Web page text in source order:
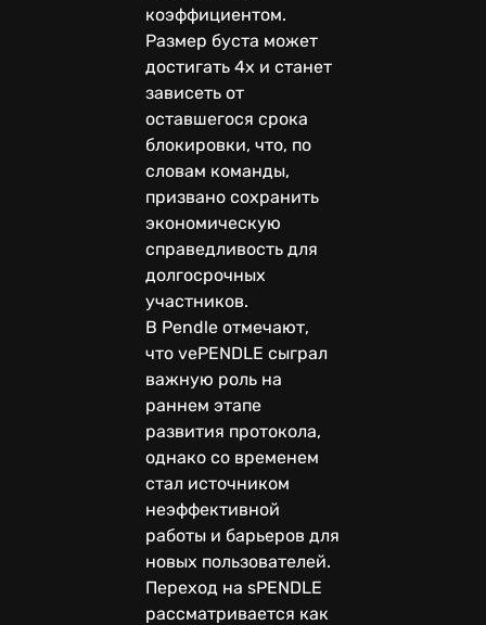
коэффициентом.
Размер буста может
достигать 4x и станет
зависеть от
оставшегося срока
блокировки, что, по
словам команды,
призвано сохранить
экономическую
справедливость для
долгосрочных
участников.
В Pendle отмечают,
что vePENDLE сыграл
важную роль на
раннем этапе
развития протокола,
однако со временем
стал источником
неэффективной
работы и барьеров для
новых пользователей.
Переход на sPENDLE
рассматривается как